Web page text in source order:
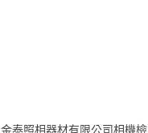
金泰照相器材有限公司相機檢